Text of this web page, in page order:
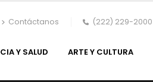
Contáctanos (222) 229-2000
Y SALUD ARTE Y CULTURA